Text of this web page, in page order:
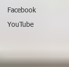
Facebook
YouTube